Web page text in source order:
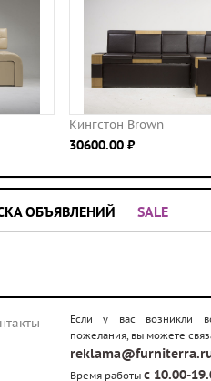
Кингстон Brown
30600.00 ⃏
ОБЪЯВЛЕНИЙ SALE
Если у вас возникли
пожелания, вы можете
Время работы с 10.00-